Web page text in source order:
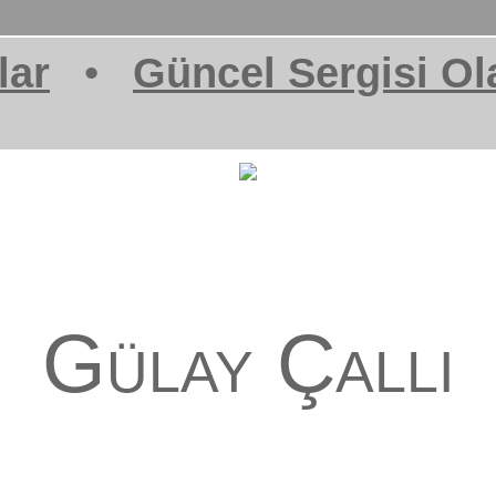
• Güncel Sergisi
Gülay Çallı